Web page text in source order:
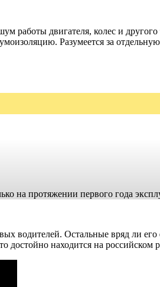
работы двигателя, колес и
Разумеется за
на протяжении первого года
водителей. Остальные вряд ли
достойно находится на российском